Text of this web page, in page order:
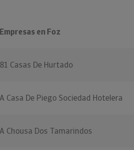
Empresas en Foz
81 Casas De Hurtado
A Casa De Piego Sociedad Hotelera
A Chousa Dos Tamarindos